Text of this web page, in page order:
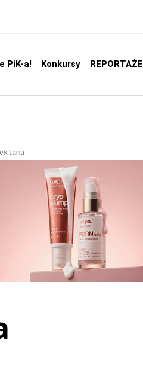
PiK-a! Konkursy REPORTAŻE